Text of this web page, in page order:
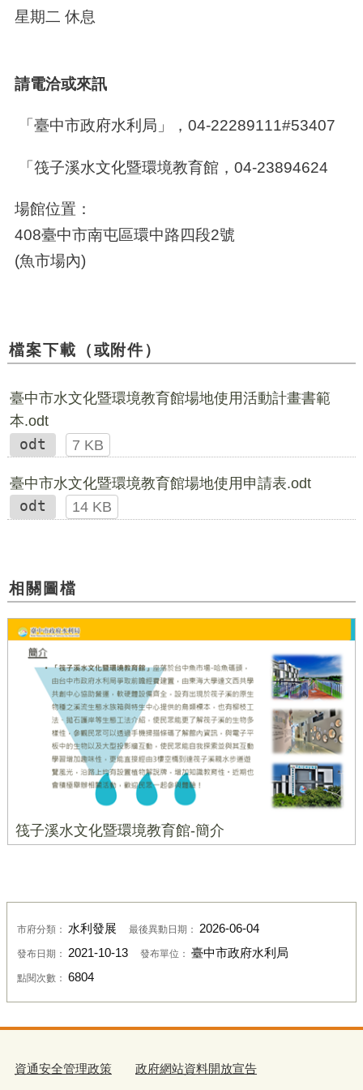
星期二 休息
請電洽或來訊
「臺中市政府水利局」，04-22289111#53407
「筏子溪水文化暨環境教育館，04-23894624
場館位置：
408臺中市南屯區環中路四段2號
(魚市場內)
檔案下載（或附件）
臺中市水文化暨環境教育館場地使用活動計畫書範
本.odt
odt
7 KB
臺中市水文化暨環境教育館場地使用申請表.odt
odt
14 KB
相關圖檔
筏子溪水文化暨環境教育館-簡介
市府分類： 水利發展 最後異動日期： 2026-06-04
發布日期： 2021-10-13 發布單位： 臺中市政府水利局
點閱次數： 6804
資通安全管理政策 政府網站資料開放宣告